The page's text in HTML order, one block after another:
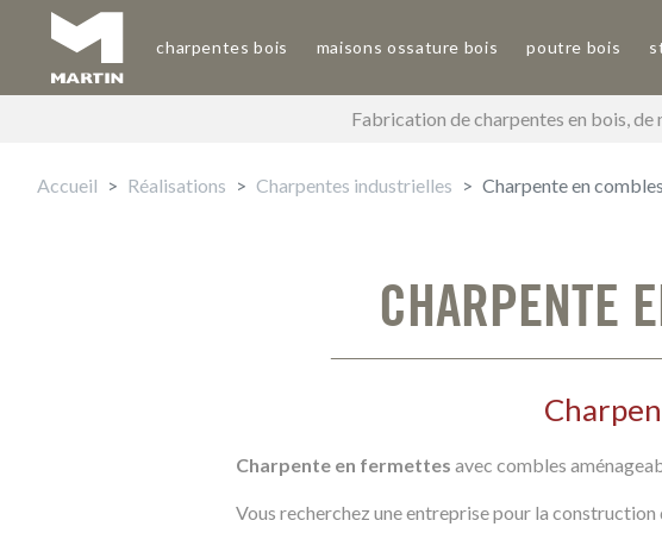
contenu
principal
charpentes bois maisons ossature bois poutre bois
Main navigation
Fabrication de charpentes en bois,
Accueil Réalisations Charpentes industrielles Charpente en
CHARPENTE
Charpente en fermettes avec combles
Vous recherchez une entreprise pour la construction